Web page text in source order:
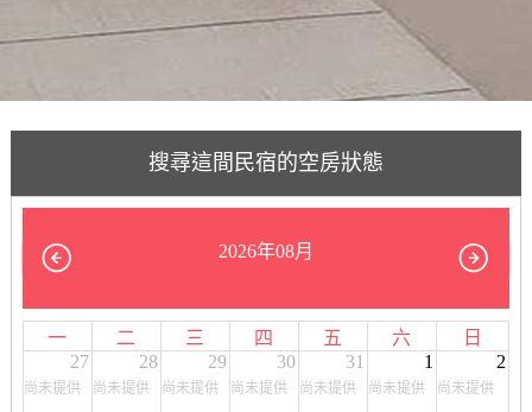
搜尋這間民宿的空房狀態
2026年08月
一 二 三 四 五 六
日
27
尚未提供
28
尚未提供
29
尚未提供
30
尚未提供
31
尚未提供
1
尚未提供
2
尚未提供